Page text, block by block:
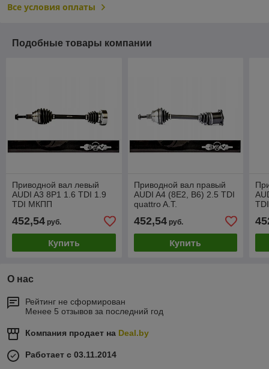
Все условия оплаты
Подобные товары компании
Приводной вал левый
AUDI A3 8P1 1.6 TDI 1.9
TDI МКПП
452,54 руб.
Купить
Приводной вал правый
AUDI A4 (8E2, B6) 2.5 TDI
quattro A.T.
452,54руб.
Купить
О нас
Рейтинг не сформирован
Менее 5 отзывов за последний год
Компания продает на Deal.by
Работает с 03.11.2014